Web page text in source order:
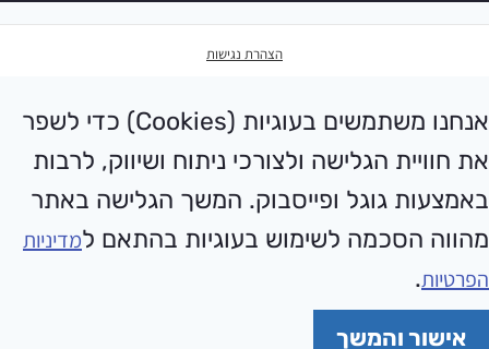
הצהרת נגישות
אנחנו משתמשים בעוגיות (Cookies) כדי לשפר
את חוויית הגלישה ולצורכי ניתוח ושיווק, לרבות
באמצעות גוגל ופייסבוק. המשך הגלישה באתר
מהווה הסכמה לשימוש בעוגיות בהתאם למדיניות
הפרטיות.
אישור והמשך